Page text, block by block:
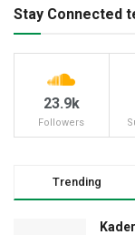
Stay Connected
23.9k
Followers
Trending